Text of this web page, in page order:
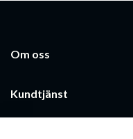
Om oss
Kundtjänst